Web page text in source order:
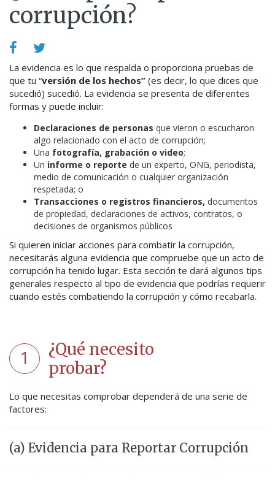
corrupción?
La evidencia es lo que respalda o proporciona pruebas de
que tu “versión de los hechos” (es decir, lo que dices que
sucedió) sucedió. La evidencia se presenta de diferentes
formas y puede incluir:
Declaraciones de personas que vieron o escucharon
algo relacionado con el acto de corrupción;
Una fotografía, grabación o video;
Un informe o reporte de un experto, ONG, periodista,
medio de comunicación o cualquier organización
respetada; o
Transacciones o registros financieros, documentos
de propiedad, declaraciones de activos, contratos, o
decisiones de organismos públicos
Si quieren iniciar acciones para combatir la corrupción,
necesitarás alguna evidencia que compruebe que un acto de
corrupción ha tenido lugar. Esta sección te dará algunos tips
generales respecto al tipo de evidencia que podrías requerir
cuando estés combatiendo la corrupción y cómo recabarla.
1
¿Qué necesito
probar?
Lo que necesitas comprobar dependerá de una serie de
factores:
(a) Evidencia para Reportar Corrupción